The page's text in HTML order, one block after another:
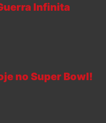
Infinita
no Super Bowl!